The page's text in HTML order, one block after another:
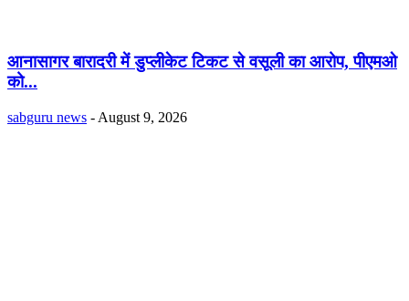
आनासागर बारादरी में डुप्लीकेट टिकट से वसूली का आरोप, पीएमओ
को...
sabguru news - August 9, 2026